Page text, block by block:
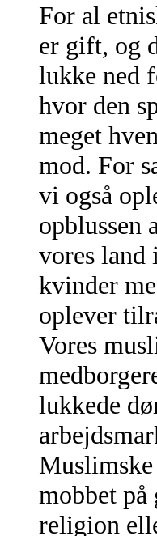
For al
er gift, og
lukke ned
hvor den
meget
mod. For
vi også
opblussen
vores land
kvinder
oplever
Vores
lukkede
mobbet på
religion